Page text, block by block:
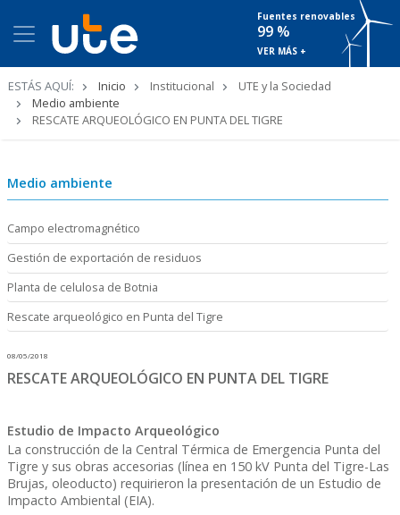
Fuentes renovables
99 %
VER MÁS +
ESTÁS AQUÍ: Inicio Institucional
UTE y la Sociedad
Medio ambiente
RESCATE ARQUEOLÓGICO EN PUNTA DEL TIGRE
Medio ambiente
Campo electromagnético
Gestión de exportación de residuos
Planta de celulosa de Botnia
Rescate arqueológico en Punta del Tigre
08/05/2018
RESCATE ARQUEOLÓGICO EN PUNTA DEL TIGRE
Estudio de Impacto Arqueológico
La construcción de la Central Térmica de Emergencia Punta del
Tigre y sus obras accesorias (línea en 150 kV Punta del Tigre-Las
Brujas, oleoducto) requirieron la presentación de un Estudio de
Impacto Ambiental (EIA).